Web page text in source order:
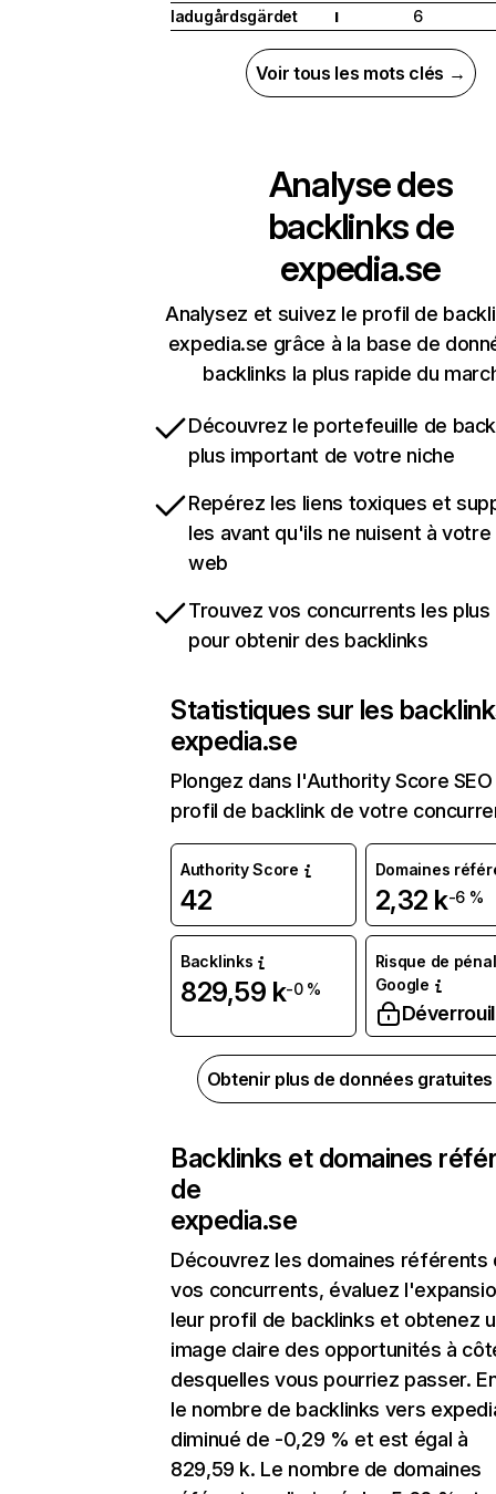
ladugårdsgärdet
I 6
Voir tous les mots clés →
Analyse des
backlinks de
expedia.se
Analysez et suivez le profil de
expedia.se grâce à la base de
backlinks la plus rapide du
Découvrez le portefeuille de
plus important de votre niche
Repérez les liens toxiques et
les avant qu'ils ne nuisent à
web
Trouvez vos concurrents les
pour obtenir des backlinks
Statistiques sur les
expedia.se
Plongez dans l'Authority Score
profil de backlink de votre
Authority Score
42
Domaines
2,32 k-6 %
Backlinks
829,59 k-0 %
Risque de
Google
Obtenir plus de données
Backlinks et domaines
de
expedia.se
Découvrez les domaines référents
vos concurrents, évaluez
leur profil de backlinks et obtenez
image claire des opportunités à
desquelles vous pourriez passer.
le nombre de backlinks vers
diminué de -0,29 % et est égal à
829,59 k. Le nombre de domaines